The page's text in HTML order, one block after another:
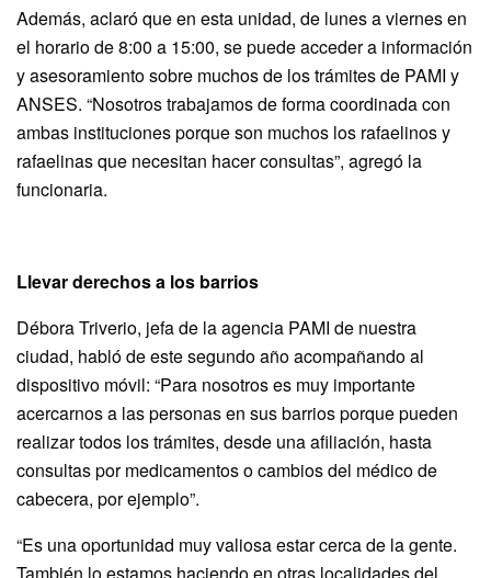
Además, aclaró que en esta unidad, de lunes a viernes en
el horario de 8:00 a 15:00, se puede acceder a información
y asesoramiento sobre muchos de los trámites de PAMI y
ANSES. “Nosotros trabajamos de forma coordinada con
ambas instituciones porque son muchos los rafaelinos y
rafaelinas que necesitan hacer consultas”, agregó la
funcionaria.
Llevar derechos a los barrios
Débora Triverio, jefa de la agencia PAMI de nuestra
ciudad, habló de este segundo año acompañando al
dispositivo móvil: “Para nosotros es muy importante
acercarnos a las personas en sus barrios porque pueden
realizar todos los trámites, desde una afiliación, hasta
consultas por medicamentos o cambios del médico de
cabecera, por ejemplo”.
“Es una oportunidad muy valiosa estar cerca de la gente.